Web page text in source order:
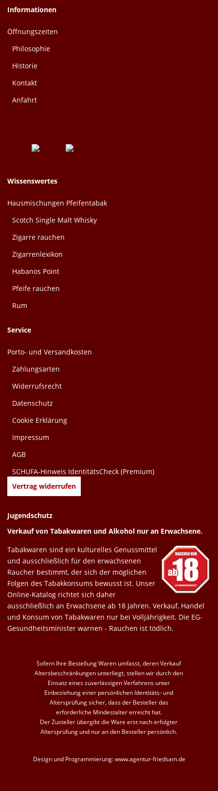
Informationen
Öffnungszeiten
Philosophie
Historie
Kontakt
Anfahrt
Wissenswertes
Hausmischungen Pfeifentabak
Scotch Single Malt Whisky
Zigarre rauchen
Zigarrenlexikon
Habanos Point
Pfeife rauchen
Rum
Service
Porto- und Versandkosten
Zahlungsarten
Widerrufsrecht
Datenschutz
Cookie Erklärung
Impressum
AGB
SCHUFA-Hinweis IdentitätsCheck (Premium)
Vertrag widerrufen
Jugendschutz
Verkauf von Tabakwaren und Alkohol nur an Erwachsene.
Tabakwaren sind ein kulturelles Genussmittel
und ausschließlich für den erwachsenen
Raucher bestimmt, der sich der möglichen
Folgen des Tabakkonsums bewusst ist. Unser
Online-Katalog richtet sich daher
ausschließlich an Erwachsene ab 18 Jahren. Verkauf, Handel
und Konsum von Tabakwaren nur bei Volljährigkeit. Die EG-
Gesundheitsminister warnen - Rauchen ist tödlich.
Sofern Ihre Bestellung Waren umfasst, deren Verkauf
Altersbeschränkungen unterliegt, stellen wir durch den
Einsatz eines zuverlässigen Verfahrens unter
Einbeziehung einer persönlichen Identitäts- und
Altersprüfung sicher, dass der Besteller das
erforderliche Mindestalter erreicht hat.
Der Zusteller übergibt die Ware erst nach erfolgter
Altersprüfung und nur an den Besteller persönlich.
Design und Programmierung:www.agentur-friedsam.de